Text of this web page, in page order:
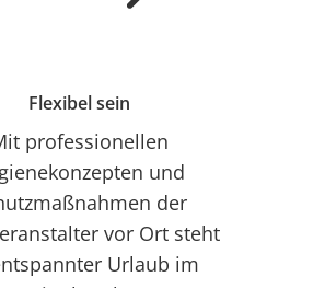
Flexibel sein
professionellen
und
der
vor Ort steht
Urlaub im